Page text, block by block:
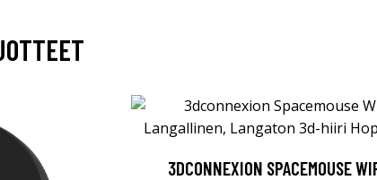
3DCONNEXION SPACEMOUSE